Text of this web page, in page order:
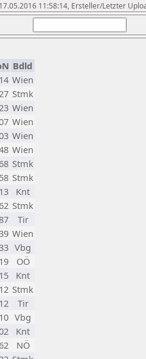
11:58:14, Ersteller/Letzter
Bdld
Wien
Stmk
Wien
Wien
Wien
Wien
Stmk
Stmk
Knt
Stmk
Tir
Wien
Vbg
OÖ
Knt
Stmk
Tir
Vbg
Knt
NÖ